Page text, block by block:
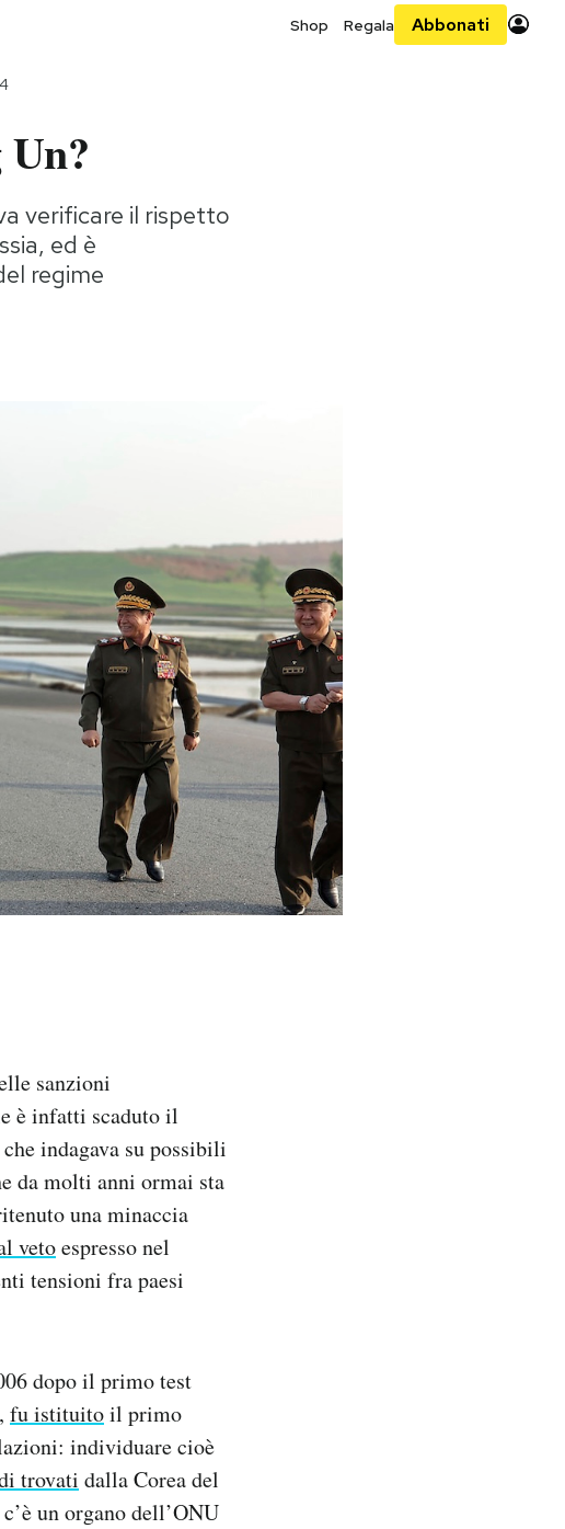
Shop Regala Abbonati
verificare il rispetto
ed è
regime
sanzioni
è infatti scaduto il
indagava su possibili
da molti anni ormai sta
una minaccia
vetoespresso nel
tensioni fra paesi
dopo il primo test
fu istituitoil primo
individuare cioè
trovati dalla Corea del
un organo dell’ONU